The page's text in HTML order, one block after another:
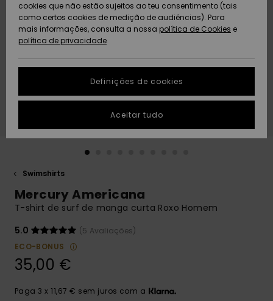
Artigos
recém-
chegados
Coleções
Artigos
recém-
chegados
Highlights
Community
AJUDA
Protecção de
dados
Guia de
tamanhos
conversa para
obteres a
resposta mais
conversa
Encontra
respostas
para as
formulário de
SUSTAINABILITY
PRESENTE
DESEJO
Swimshirts
Mercury Americana
T-shirt de surf de manga curta Roxo Homem
5.0
(5 Avaliações)
ECO-BONUS
35,00 €
Paga 3 x 11,67 € sem juros com a
cookies que não estão sujeitos ao teu consentimento (tais
como certos cookies de medição de audiências). Para
mais informações, consulta a nossa política de Cookies e
política de privacidade
Definições de cookies
Aceitar tudo